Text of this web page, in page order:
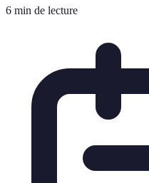
6 min de lecture